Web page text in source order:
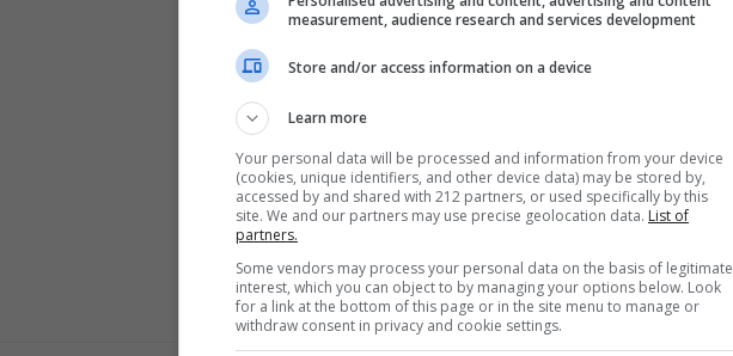
measurement, audience research and services development
Store and/or access information on a device
Learn more
Your personal data will be processed and information from your device
(cookies, unique identifiers, and other device data) may be stored by,
accessed by and shared with 212 partners, or used specifically by this
site. We and our partners may use precise geolocation data. List of
partners.
Some vendors may process your personal data on the basis of legitimate
interest, which you can object to by managing your options below. Look
for a link at the bottom of this page or in the site menu to manage or
withdraw consent in privacy and cookie settings.